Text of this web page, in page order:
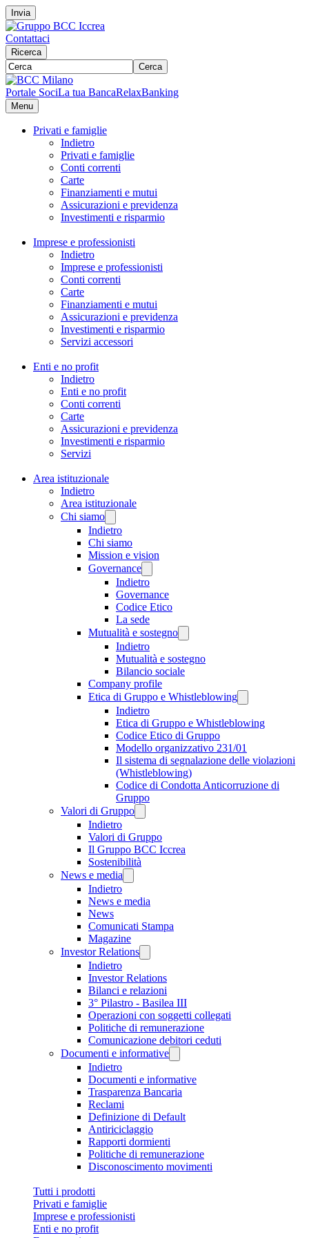
Invia
Contattaci
Ricerca
Cerca
Portale SociLa tua BancaRelaxBanking
Menu
Privati e famiglie
Indietro
Privati e famiglie
Conti correnti
Carte
Finanziamenti e mutui
Assicurazioni e previdenza
Investimenti e risparmio
Imprese e professionisti
Indietro
Imprese e professionisti
Conti correnti
Carte
Finanziamenti e mutui
Assicurazioni e previdenza
Investimenti e risparmio
Servizi accessori
Enti e no profit
Indietro
Enti e no profit
Conti correnti
Carte
Assicurazioni e previdenza
Investimenti e risparmio
Servizi
Area istituzionale
Indietro
Area istituzionale
Chi siamo
Indietro
Chi siamo
Mission e vision
Governance
Indietro
Governance
Codice Etico
La sede
Mutualità e sostegno
Indietro
Mutualità e sostegno
Bilancio sociale
Company profile
Etica di Gruppo e Whistleblowing
Indietro
Etica di Gruppo e Whistleblowing
Codice Etico di Gruppo
Modello organizzativo 231/01
Il sistema di segnalazione delle violazioni
(Whistleblowing)
Codice di Condotta Anticorruzione di
Gruppo
Valori di Gruppo
Indietro
Valori di Gruppo
Il Gruppo BCC Iccrea
Sostenibilità
News e media
Indietro
News e media
News
Comunicati Stampa
Magazine
Investor Relations
Indietro
Investor Relations
Bilanci e relazioni
3° Pilastro - Basilea III
Operazioni con soggetti collegati
Politiche di remunerazione
Comunicazione debitori ceduti
Documenti e informative
Indietro
Documenti e informative
Trasparenza Bancaria
Reclami
Definizione di Default
Antiriciclaggio
Rapporti dormienti
Politiche di remunerazione
Disconoscimento movimenti
Tutti i prodotti
Privati e famiglie
Imprese e professionisti
Enti e no profit